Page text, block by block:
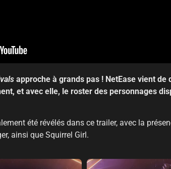
approche à grands pas ! NetEase vient de
et avec elle, le roster des personnages
été révélés dans ce trailer, avec la
ainsi que Squirrel Girl.